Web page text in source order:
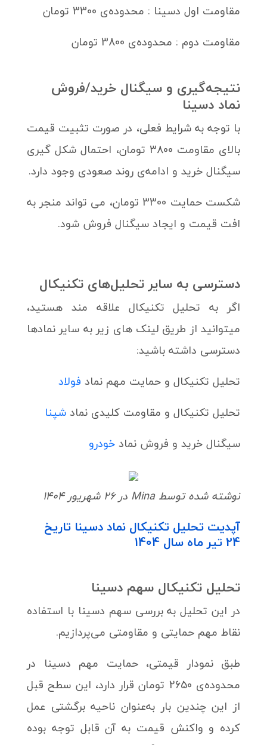
مقاومت اول دسینا : محدوده‌ی 3300 تومان
مقاومت دوم : محدوده‌ی 3800 تومان
نتیجه‌گیری و سیگنال خرید/فروش
نماد دسینا
با توجه به شرایط فعلی، در صورت تثبیت قیمت
بالای مقاومت 3800 تومان، احتمال شکل گیری
سیگنال خرید و ادامه‌ی روند صعودی وجود دارد.
شکست حمایت 3300 تومان، می تواند منجر به
افت قیمت و ایجاد سیگنال فروش شود.
دسترسی به سایر تحلیل‌های تکنیکال
اگر به تحلیل تکنیکال علاقه مند هستید،
میتوانید از طریق لینک های زیر به سایر نمادها
دسترسی داشته باشید:
تحلیل تکنیکال و حمایت مهم نماد فولاد
تحلیل تکنیکال و مقاومت کلیدی نمادشپنا
سیگنال خرید و فروش نمادخودرو
نوشته شده توسط Mina در 26 شهریور 1404
آپدیت تحلیل تکنیکال نماد دسینا تاریخ
24 تیر ماه سال 1404
تحلیل تکنیکال سهم دسینا
در این تحلیل به بررسی سهم دسینا با استفاده
نقاط مهم حمایتی و مقاومتی می‌پردازیم.
طبق نمودار قیمتی، حمایت مهم دسینا در
محدوده‌ی 2650 تومان قرار دارد، این سطح قبل
از این چندین بار به‌عنوان ناحیه برگشتی عمل
کرده و واکنش قیمت به آن قابل توجه بوده